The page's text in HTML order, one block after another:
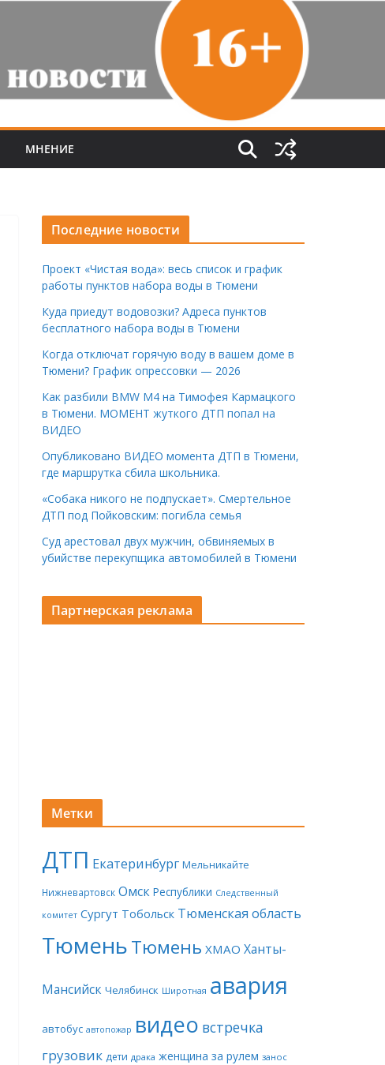
МНЕНИЕ
Последние новости
Проект «Чистая вода»: весь список и график
работы пунктов набора воды в Тюмени
Куда приедут водовозки? Адреса пунктов
бесплатного набора воды в Тюмени
Когда отключат горячую воду в вашем доме в
Тюмени? График опрессовки — 2026
Как разбили BMW M4 на Тимофея Кармацкого
в Тюмени. МОМЕНТ жуткого ДТП попал на
ВИДЕО
Опубликовано ВИДЕО момента ДТП в Тюмени,
где маршрутка сбила школьника.
«Собака никого не подпускает». Смертельное
ДТП под Пойковским: погибла семья
Суд арестовал двух мужчин, обвиняемых в
убийстве перекупщика автомобилей в Тюмени
Партнерская реклама
Метки
ДТП Екатеринбург Мельникайте
Нижневартовск Омск Республики Следственный
комитет Сургут Тобольск Тюменская область
ТюменьТюмень ХМАО Ханты-
Мансийск Челябинск Широтная авария
автобус автопожар видео встречка
грузовик дети драка женщина за рулем занос